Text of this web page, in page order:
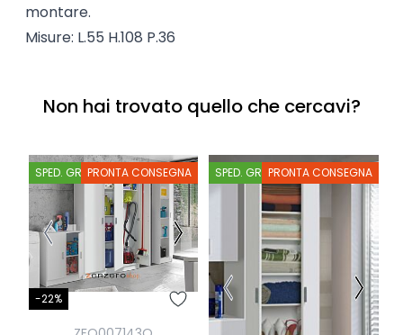
montare.
Misure: L.55 H.108 P.36
Non hai trovato quello che cercavi?
SPED. GRATISPRONTA CONSEGNA
-22%
SPED. GRATISPRONTA CONSEGNA